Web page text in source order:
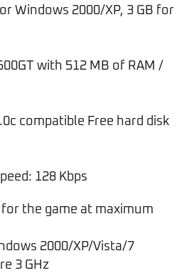
Windows 2000/XP, 3 GB for
with 512 MB of RAM /
compatible Free hard disk
128 Kbps
the game at maximum
2000/XP/Vista/7
3 GHz